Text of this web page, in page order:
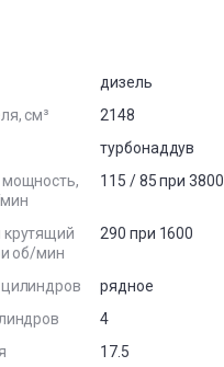
дизель
см³
2148
турбонаддув
115 / 85 при 3800
об/мин
290 при 1600
рядное
4
17.5